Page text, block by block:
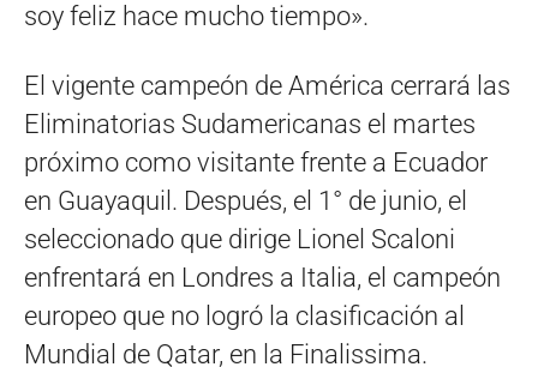
soy feliz hace mucho tiempo».
El vigente campeón de América cerrará las
Eliminatorias Sudamericanas el martes
próximo como visitante frente a Ecuador
en Guayaquil. Después, el 1° de junio, el
seleccionado que dirige Lionel Scaloni
enfrentará en Londres a Italia, el campeón
europeo que no logró la clasificación al
Mundial de Qatar, en la Finalissima.